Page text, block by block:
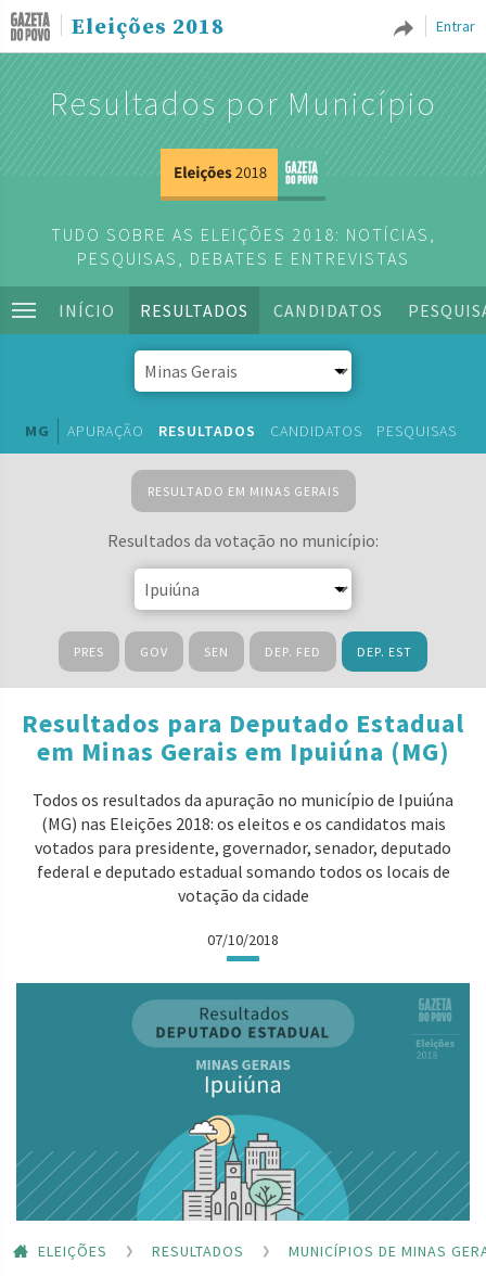
Entrar
Eleições 2018
Resultados por Município
TUDO SOBRE AS ELEIÇÕES 2018: NOTÍCIAS,
PESQUISAS, DEBATES E ENTREVISTAS
INÍCIO RESULTADOS CANDIDATOS
MG APURAÇÃO RESULTADOS CANDIDATOS PESQUISAS
RESULTADO EM MINAS GERAIS
Resultados da votação no município:
PRES GOV SEN DEP. FED DEP. EST
Resultados para Deputado Estadual
em Minas Gerais em Ipuiúna (MG)
Todos os resultados da apuração no município de Ipuiúna
(MG) nas Eleições 2018: os eleitos e os candidatos mais
votados para presidente, governador, senador, deputado
federal e deputado estadual somando todos os locais de
votação da cidade
07/10/2018
ELEIÇÕES RESULTADOS
MUNICÍPIOS DE MINAS